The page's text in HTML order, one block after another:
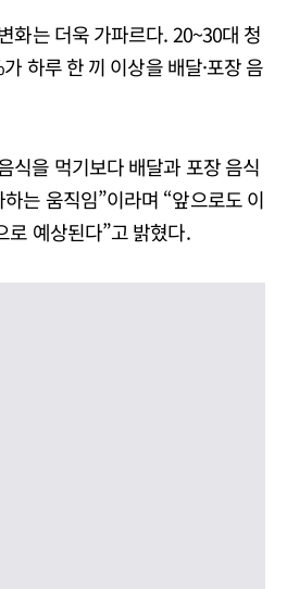
화는 더욱 가파르다. 20~30대 청
하루 한 끼 이상을 배달·포장 음
식을 먹기보다 배달과 포장 음식
는 움직임”이라며 “앞으로도 이
로 예상된다”고 밝혔다.